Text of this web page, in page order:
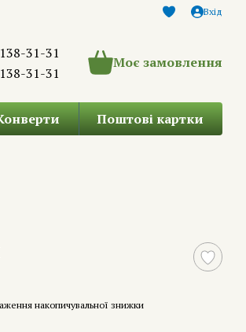
Вхід
31-31
31-31
Моє замовлення
Поштові картки
накопичувальної знижки